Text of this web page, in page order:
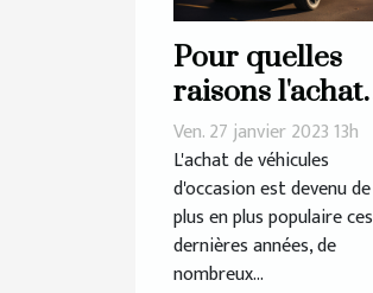
Pour quelles
raisons l'achat
de véhicules
d'occasion
connaît-il un tel
succès?
Ven. 27 janvier 2023 13h
L'achat de véhicules
d'occasion est devenu de
plus en plus populaire ces
dernières années, de
nombreux...